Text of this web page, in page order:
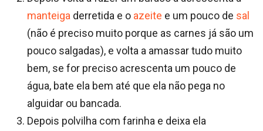
manteiga derretida e o azeite e um pouco de sal
(não é preciso muito porque as carnes já são um
pouco salgadas), e volta a amassar tudo muito
bem, se for preciso acrescenta um pouco de
água, bate ela bem até que ela não pega no
alguidar ou bancada.
Depois polvilha com farinha e deixa ela